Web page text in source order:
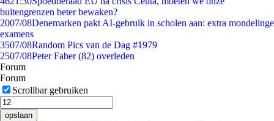
buitengrenzen beter bewaken?
2007/08Denemarken pakt AI-gebruik in scholen aan: extra mondelinge
examens
3507/08Random Pics van de Dag #1979
2507/08Peter Faber (82) overleden
Forum
Forum
Scrollbar gebruiken
opslaan